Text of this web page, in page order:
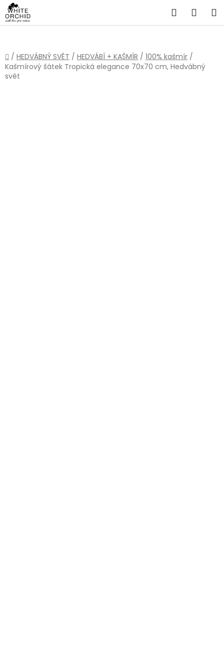
Přejít
na
obsah
Hledat
Domů
/ HEDVÁBNÝ SVĚT / HEDVÁBÍ + KAŠMÍR / 100% kašmír /
Kašmírový šátek Tropická elegance 70x70 cm, Hedvábný
svět